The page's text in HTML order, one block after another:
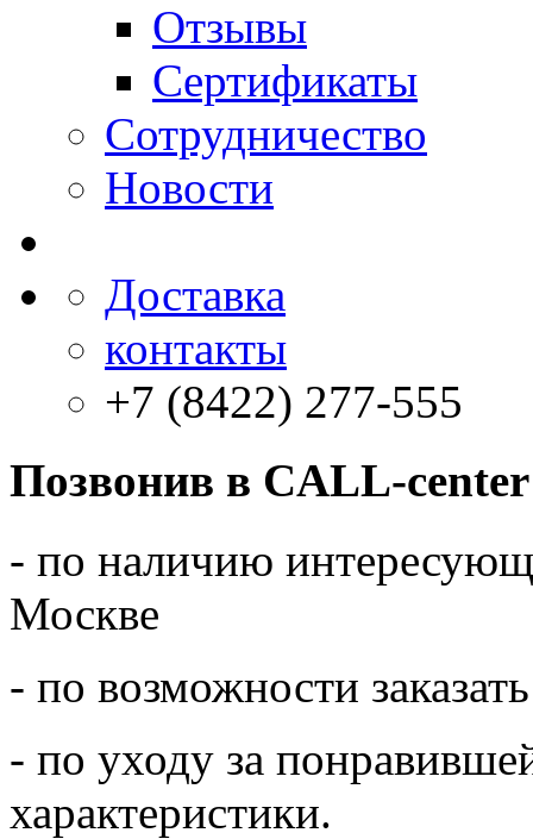
Отзывы
Сертификаты
Сотрудничество
Новости
Доставка
контакты
+7 (8422) 277-555
Позвонив в CALL-
- по наличию
Москве
- по возможности
- по уходу за
характеристики.